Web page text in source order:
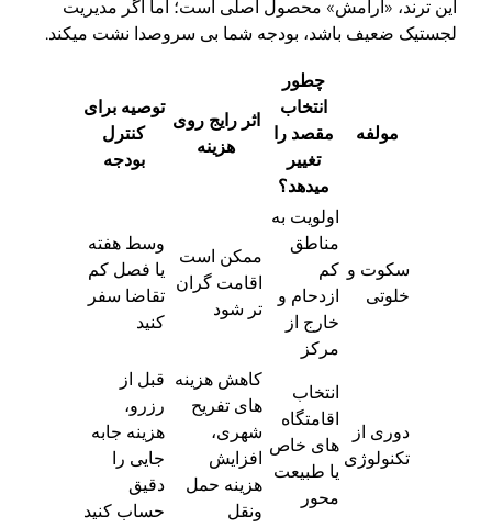
این ترند، «آرامش» محصول اصلی است؛ اما اگر مدیریت
لجستیک ضعیف باشد، بودجه شما بی سروصدا نشت میکند.
مولفه
چطور
انتخاب
مقصد را
تغییر
میدهد؟
اثر رایج روی
هزینه
توصیه برای
کنترل
بودجه
سکوت و
خلوتی
اولویت به
مناطق
کم
ازدحام و
خارج از
مرکز
ممکن است
اقامت گران
تر شود
وسط هفته
یا فصل کم
تقاضا سفر
کنید
دوری از
تکنولوژی
انتخاب
اقامتگاه
های خاص
یا طبیعت
محور
کاهش هزینه
های تفریح
شهری،
افزایش
هزینه حمل
ونقل
قبل از
رزرو،
هزینه جابه
جایی را
دقیق
حساب کنید